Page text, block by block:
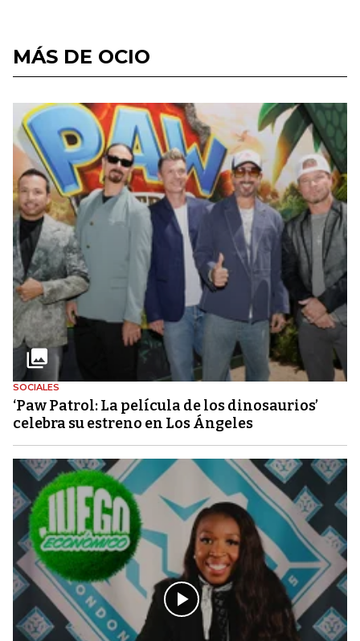
MÁS DE OCIO
SOCIALES
‘Paw Patrol: La película de los dinosaurios’
celebra su estreno en Los Ángeles